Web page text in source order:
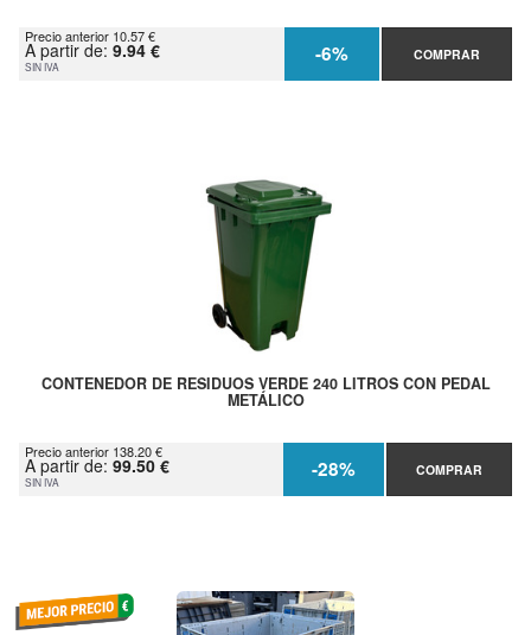
Precio anterior 10.57 €
A partir de: 9.94 €
SIN IVA -6% COMPRAR
CONTENEDOR DE RESIDUOS VERDE 240 LITROS CON PEDAL
METÁLICO
Precio anterior 138.20 €
A partir de: 99.50 €
SIN IVA -28% COMPRAR